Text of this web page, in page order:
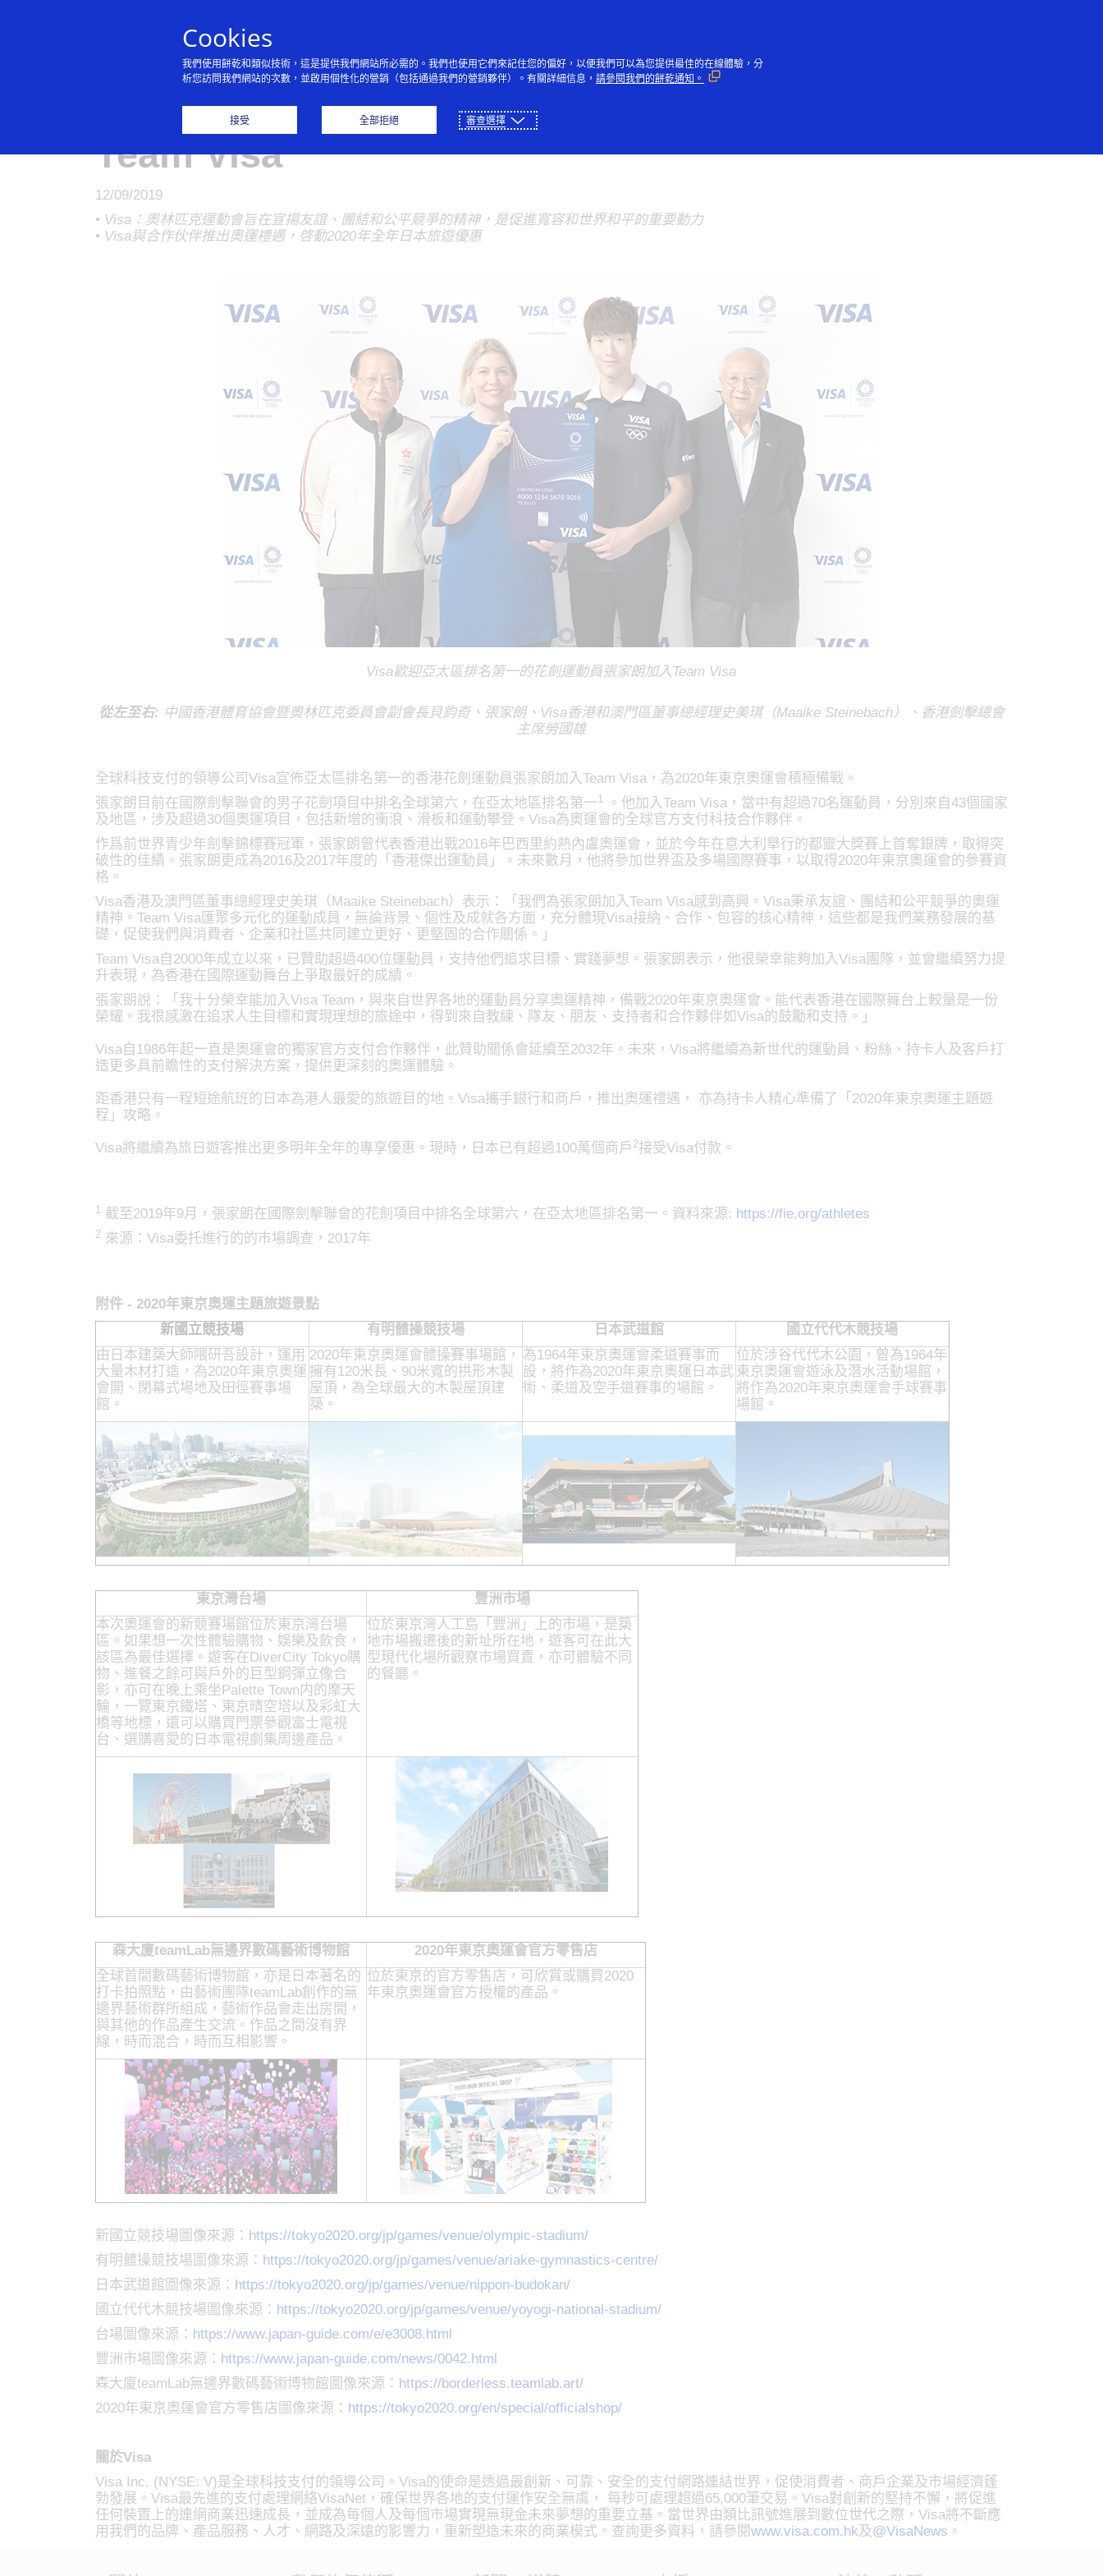
個人 企業與政府 創新者 社會大眾
Visa歡迎亞太區排名第一的花劍運動員張家朗加入
Team Visa
12/09/2019
• Visa：奧林匹克運動會旨在宣揚友誼、團結和公平競爭的精神，是促進寬容和世界和平的重要動力
• Visa與合作伙伴推出奧運禮遇，啓動2020年全年日本旅遊優惠
Visa歡迎亞太區排名第一的花劍運動員張家朗加入Team Visa
從左至右: 中國香港體育協會暨奧林匹克委員會副會長貝鈞奇、張家朗、Visa香港和澳門區董事總經理史美琪（Maaike Steinebach）、香港劍擊總會
主席勞國雄
全球科技支付的領導公司Visa宣佈亞太區排名第一的香港花劍運動員張家朗加入Team Visa，為2020年東京奧運會積極備戰。
張家朗目前在國際劍擊聯會的男子花劍項目中排名全球第六，在亞太地區排名第一1。他加入Team Visa，當中有超過70名運動員，分別來自43個國家
及地區，涉及超過30個奧運項目，包括新增的衝浪、滑板和運動攀登。Visa為奧運會的全球官方支付科技合作夥伴。
作爲前世界青少年劍擊錦標賽冠軍，張家朗曾代表香港出戰2016年巴西里約熱內盧奧運會，並於今年在意大利舉行的都靈大獎賽上首奪銀牌，取得突
破性的佳績。張家朗更成為2016及2017年度的「香港傑出運動員」。未來數月，他將參加世界盃及多場國際賽事，以取得2020年東京奧運會的參賽資
格。
Visa香港及澳門區董事總經理史美琪（Maaike Steinebach）表示：「我們為張家朗加入Team Visa感到高興。Visa秉承友誼、團結和公平競爭的奧運
精神。Team Visa匯聚多元化的運動成員，無論背景、個性及成就各方面，充分體現Visa接納、合作、包容的核心精神，這些都是我們業務發展的基
礎，促使我們與消費者、企業和社區共同建立更好、更堅固的合作關係。」
Team Visa自2000年成立以來，已贊助超過400位運動員，支持他們追求目標、實踐夢想。張家朗表示，他很榮幸能夠加入Visa團隊，並會繼續努力提
升表現，為香港在國際運動舞台上爭取最好的成績。
張家朗說：「我十分榮幸能加入Visa Team，與來自世界各地的運動員分享奧運精神，備戰2020年東京奧運會。能代表香港在國際舞台上較量是一份
榮耀。我很感激在追求人生目標和實現理想的旅途中，得到來自教練、隊友、朋友、支持者和合作夥伴如Visa的鼓勵和支持。」
Visa自1986年起一直是奧運會的獨家官方支付合作夥伴，此贊助關係會延續至2032年。未來，Visa將繼續為新世代的運動員、粉絲、持卡人及客戶打
造更多具前瞻性的支付解決方案，提供更深刻的奧運體驗。
距香港只有一程短途航班的日本為港人最愛的旅遊目的地。Visa攜手銀行和商戶，推出奧運禮遇， 亦為持卡人精心準備了「2020年東京奧運主題遊
程」攻略。
Visa將繼續為旅日遊客推出更多明年全年的專享優惠。現時，日本已有超過100萬個商戶 2接受Visa付款。
1截至2019年9月，張家朗在國際劍擊聯會的花劍項目中排名全球第六，在亞太地區排名第一。資料來源: https://fie.org/athletes
2來源：Visa委托進行的的市場調查，2017年
附件 - 2020年東京奧運主題旅遊景點
新國立競技場
有明體操競技場 日本武道館
國立代代木競技場
由日本建築大師隈研吾設計，運用
大量木材打造，為2020年東京奧運
會開、閉幕式場地及田徑賽事場
館。
2020年東京奧運會體操賽事場館，
擁有120米長、90米寬的拱形木製
屋頂，為全球最大的木製屋頂建
築。
為1964年東京奧運會柔道賽事而
設，將作為2020年東京奧運日本武
術、柔道及空手道賽事的場館。
位於涉谷代代木公園，曾為1964年
東京奧運會遊泳及潛水活動場館，
將作為2020年東京奧運會手球賽事
場館。
東京灣台場
豐洲市場
本次奧運會的新競賽場館位於東京灣台場
區。如果想一次性體驗購物、娛樂及飲食，
該區為最佳選擇。遊客在DiverCity Tokyo購
物、進餐之餘可與戶外的巨型鋼彈立像合
影，亦可在晚上乘坐Palette Town内的摩天
輪，一覽東京鐵塔、東京晴空塔以及彩虹大
橋等地標，還可以購買門票參觀富士電視
台、選購喜愛的日本電視劇集周邊產品。
位於東京灣人工島「豐洲」上的市場，是築
地市場搬遷後的新址所在地，遊客可在此大
型現代化場所觀察市場買賣，亦可體驗不同
的餐廳。
森大廈teamLab無邊界數碼藝術博物館
2020年東京奧運會官方零售店
全球首間數碼藝術博物館，亦是日本著名的
打卡拍照點，由藝術團隊teamLab創作的無
邊界藝術群所組成，藝術作品會走出房間，
與其他的作品產生交流。作品之間沒有界
線，時而混合，時而互相影響。
位於東京的官方零售店，可欣賞或購買2020
年東京奧運會官方授權的產品。
新國立競技場圖像來源： https://tokyo2020.org/jp/games/venue/olympic-stadium/
有明體操競技場圖像來源： https://tokyo2020.org/jp/games/venue/ariake-gymnastics-centre/
日本武道館圖像來源： https://tokyo2020.org/jp/games/venue/nippon-budokan/
國立代代木競技場圖像來源： https://tokyo2020.org/jp/games/venue/yoyogi-national-stadium/
台場圖像來源： https://www.japan-guide.com/e/e3008.html
豐洲市場圖像來源： https://www.japan-guide.com/news/0042.html
森大廈teamLab無邊界數碼藝術博物館圖像來源： https://borderless.teamlab.art/
2020年東京奧運會官方零售店圖像來源： https://tokyo2020.org/en/special/officialshop/
關於Visa
Visa Inc. (NYSE: V)是全球科技支付的領導公司。Visa的使命是透過最創新、可靠、安全的支付網路連結世界，促使消費者、商戶企業及市場經濟蓬
勃發展。Visa最先進的支付處理網絡VisaNet，確保世界各地的支付運作安全無虞， 每秒可處理超過65,000筆交易。Visa對創新的堅持不懈，將促進
任何裝置上的連網商業迅速成長，並成為每個人及每個市場實現無現金未來夢想的重要立基。當世界由類比訊號進展到數位世代之際，Visa將不斷應
用我們的品牌、產品服務、人才、網路及深遠的影響力，重新塑造未來的商業模式。查詢更多資料，請參閱www.visa.com.hk及@VisaNews 。
Cookies
我們使用餅乾和類似技術，這是提供我們網站所必需的。我們也使用它們來記住您的偏好，以便我們可以為您提供最佳的在線體驗，分
析您訪問我們網站的次數，並啟用個性化的營銷（包括通過我們的營銷夥伴）。有關詳細信息， 請參閱我們的餅乾通知。
接受 全部拒絕 審查選擇